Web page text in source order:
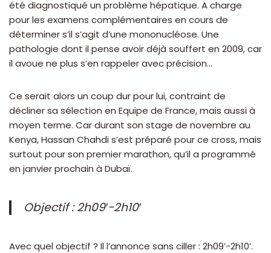
été diagnostiqué un problème hépatique. A charge
pour les examens complémentaires en cours de
déterminer s’il s’agit d’une mononucléose. Une
pathologie dont il pense avoir déjà souffert en 2009, car
il avoue ne plus s’en rappeler avec précision…
Ce serait alors un coup dur pour lui, contraint de
décliner sa sélection en Equipe de France, mais aussi à
moyen terme. Car durant son stage de novembre au
Kenya, Hassan Chahdi s’est préparé pour ce cross, mais
surtout pour son premier marathon, qu’il a programmé
en janvier prochain à Dubaï.
Objectif : 2h09′-2h10′
Avec quel objectif ? Il l’annonce sans ciller : 2h09’-2h10’.